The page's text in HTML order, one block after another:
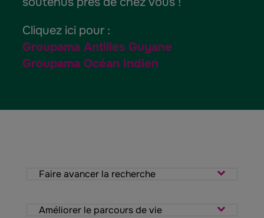
Cliquez ici pour :
Groupama Antilles Guyane
Groupama Océan Indien
Faire avancer la recherche
Améliorer le parcours de vie